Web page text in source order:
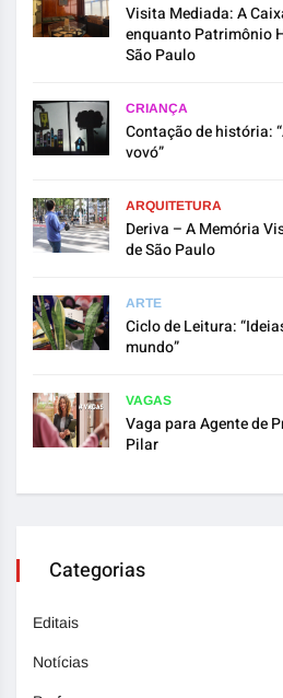
Visita Mediada: A
enquanto Patrimônio
São Paulo
CRIANÇA
Contação de história:
vovó”
ARQUITETURA
Deriva – A Memória
de São Paulo
ARTE
Ciclo de Leitura:
mundo”
VAGAS
Vaga para Agente de
Pilar
Categorias
Editais
Notícias